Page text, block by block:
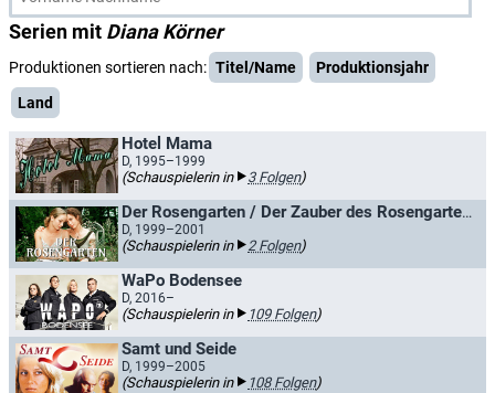
Serien mit Diana Körner
Produktionen sortieren nach: Titel/Name
Produktionsjahr
Land
Hotel Mama
D, 1995–1999
(Schauspielerin in 3 Folgen)
Der Rosengarten / Der Zauber des Rosengartens
D, 1999–2001
(Schauspielerin in 2 Folgen)
WaPo Bodensee
D, 2016–
(Schauspielerin in 109 Folgen)
Samt und Seide
D, 1999–2005
(Schauspielerin in 108 Folgen)